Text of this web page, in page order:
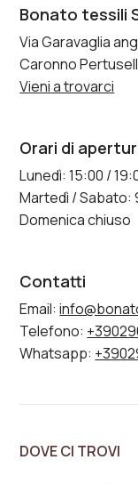
Bonato tessili
Via Garavaglia
Caronno
Vieni a trovarci
Orari di
Lunedì: 15:00 /
Martedì / Sabato:
Domenica chiuso
Contatti
Email:
Telefono:
Whatsapp:
DOVE CI TROVI